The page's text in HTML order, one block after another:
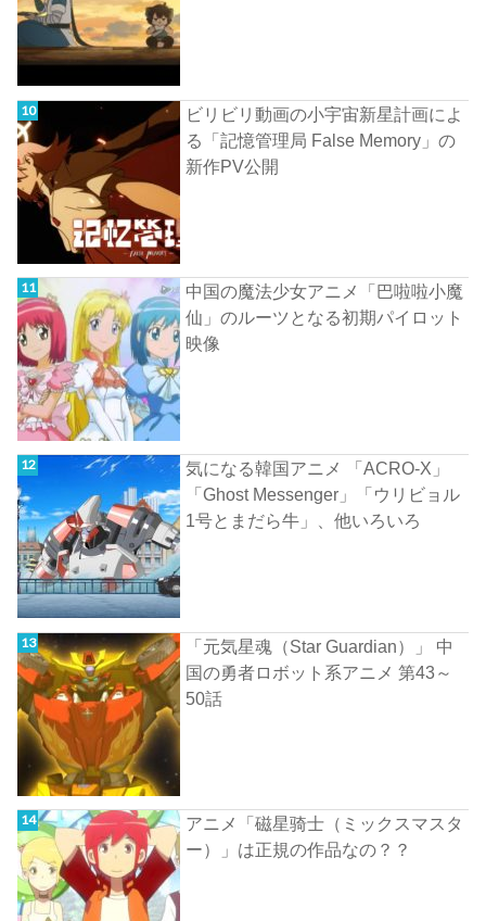
ビリビリ動画の小宇宙新星計画によ
る「記憶管理局 False Memory」の
新作PV公開
中国の魔法少女アニメ「巴啦啦小魔
仙」のルーツとなる初期パイロット
映像
気になる韓国アニメ 「ACRO-X」
「Ghost Messenger」「ウリビョル
1号とまだら牛」、他いろいろ
「元気星魂（Star Guardian）」 中
国の勇者ロボット系アニメ 第43～
50話
アニメ「磁星骑士（ミックスマスタ
ー）」は正規の作品なの？？